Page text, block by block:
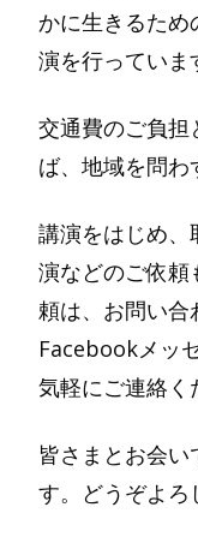
かに生きるため
演を行っていま
交通費のご負担
ば、地域を問わ
講演をはじめ、
演などのご依頼
頼は、お問い合
Facebookメッ
気軽にご連絡く
皆さまとお会い
す。どうぞよろ